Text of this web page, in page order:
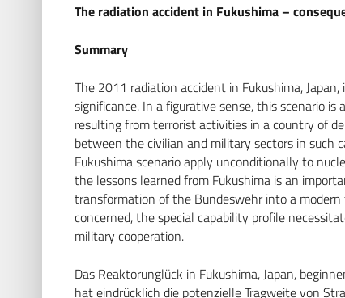
The radiation accident in Fukushima –
Summary
The 2011 radiation accident in Fukushima,
significance. In a figurative sense, this scenario
resulting from terrorist activities in a country of
between the civilian and military sectors in such
Fukushima scenario apply unconditionally to
the lessons learned from Fukushima is an
transformation of the Bundeswehr into a modern
concerned, the special capability profile
military cooperation.
Das Reaktorunglück in Fukushima, Japan,
hat eindrücklich die potenzielle Tragweite von